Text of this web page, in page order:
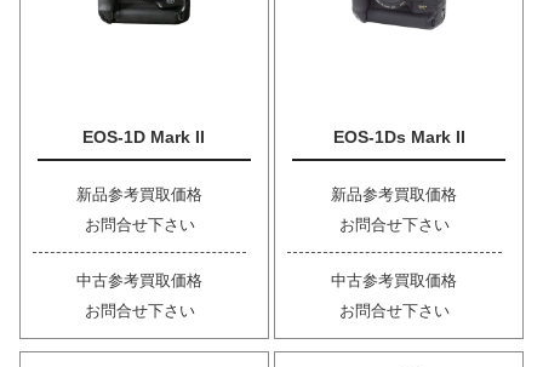
EOS-1D Mark II
新品参考買取価格
お問合せ下さい
中古参考買取価格
お問合せ下さい
EOS-1Ds Mark II
新品参考買取価格
お問合せ下さい
中古参考買取価格
お問合せ下さい